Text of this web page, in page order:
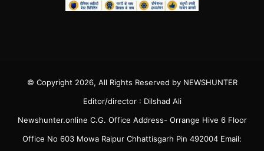
© Copyright 2026, All Rights Reserved by NEWSHUNTER
Editor/director : Dilshad Ali
Newshunter.online C.G. Office Address- Orrange Hive 6 Floor
Office No 603 Mowa Raipur Chhattisgarh Pin 492004 Email: